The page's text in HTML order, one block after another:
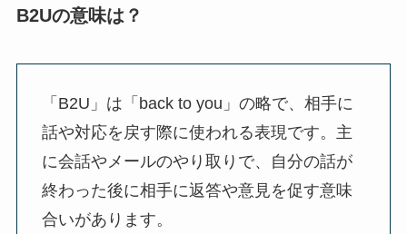
B2Uの意味は？
「B2U」は「back to you」の略で、相手に
話や対応を戻す際に使われる表現です。主
に会話やメールのやり取りで、自分の話が
終わった後に相手に返答や意見を促す意味
合いがあります。